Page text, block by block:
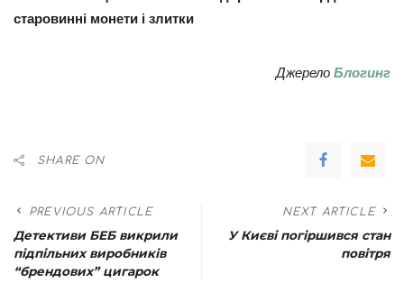
старовинні монети і злитки
ДжерелоБлогинг
SHARE ON
PREVIOUS ARTICLE
Детективи БЕБ викрили
підпільних виробників
“брендових” цигарок
NEXT ARTICLE
У Києві погіршився стан
повітря